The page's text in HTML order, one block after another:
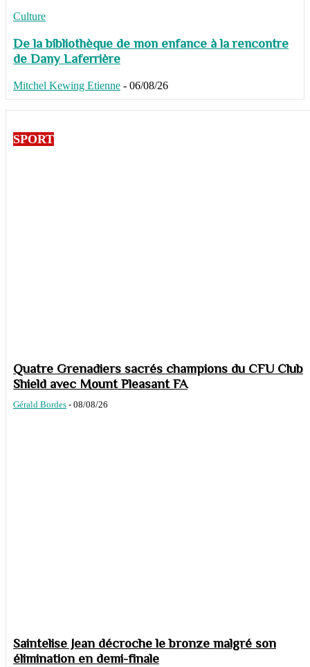
Culture
De la bibliothèque de mon enfance à la rencontre
de Dany Laferrière
Mitchel Kewing Etienne - 06/08/26
SPORT
Quatre Grenadiers sacrés champions du CFU Club
Shield avec Mount Pleasant FA
Gérald Bordes - 08/08/26
Saintelise Jean décroche le bronze malgré son
élimination en demi-finale